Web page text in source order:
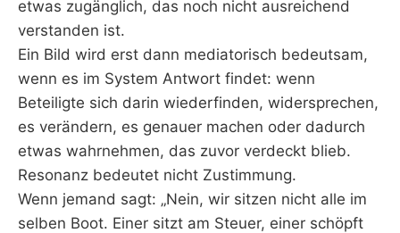
etwas zugänglich, das noch nicht ausreichend
verstanden ist.
Ein Bild wird erst dann mediatorisch bedeutsam,
wenn es im System Antwort findet: wenn
Beteiligte sich darin wiederfinden, widersprechen,
es verändern, es genauer machen oder dadurch
etwas wahrnehmen, das zuvor verdeckt blieb.
Resonanz bedeutet nicht Zustimmung.
Wenn jemand sagt: „Nein, wir sitzen nicht alle im
selben Boot. Einer sitzt am Steuer, einer schöpft